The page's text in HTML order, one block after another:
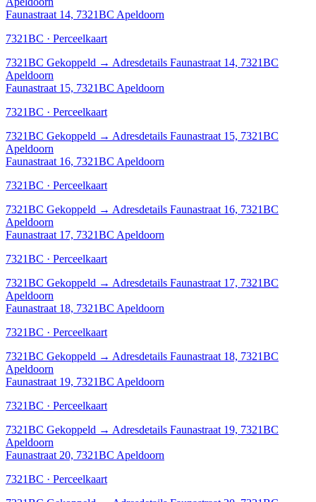
Faunastraat 14, 7321BC Apeldoorn
7321BC · Perceelkaart
7321BC Gekoppeld → Adresdetails Faunastraat 14, 7321BC
Apeldoorn
Faunastraat 15, 7321BC Apeldoorn
7321BC · Perceelkaart
7321BC Gekoppeld → Adresdetails Faunastraat 15, 7321BC
Apeldoorn
Faunastraat 16, 7321BC Apeldoorn
7321BC · Perceelkaart
7321BC Gekoppeld → Adresdetails Faunastraat 16, 7321BC
Apeldoorn
Faunastraat 17, 7321BC Apeldoorn
7321BC · Perceelkaart
7321BC Gekoppeld → Adresdetails Faunastraat 17, 7321BC
Apeldoorn
Faunastraat 18, 7321BC Apeldoorn
7321BC · Perceelkaart
7321BC Gekoppeld → Adresdetails Faunastraat 18, 7321BC
Apeldoorn
Faunastraat 19, 7321BC Apeldoorn
7321BC · Perceelkaart
7321BC Gekoppeld → Adresdetails Faunastraat 19, 7321BC
Apeldoorn
Faunastraat 20, 7321BC Apeldoorn
7321BC · Perceelkaart